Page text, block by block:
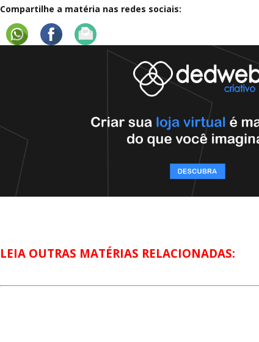
Compartilhe a matéria nas redes sociais:
LEIA OUTRAS MATÉRIAS RELACIONADAS: